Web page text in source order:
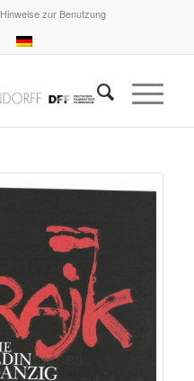
Hinweise zur Benutzung